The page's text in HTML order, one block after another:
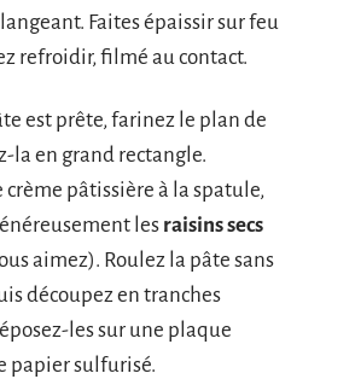
Faites épaissir sur feu
refroidir, filmé au contact.
est prête, farinez le plan de
la en grand rectangle.
crème pâtissière à la spatule,
les raisins secs
aimez). Roulez la pâte sans
découpez en tranches
les sur une plaque
papier sulfurisé.